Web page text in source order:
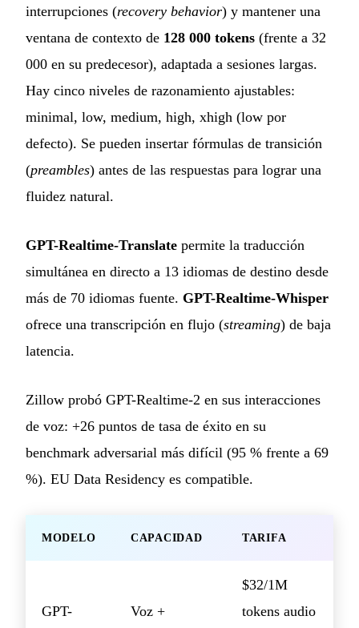
interrupciones (recovery behavior) y mantener una
ventana de contexto de 128 000 tokens (frente a 32
000 en su predecesor), adaptada a sesiones largas.
Hay cinco niveles de razonamiento ajustables:
minimal, low, medium, high, xhigh (low por
defecto). Se pueden insertar fórmulas de transición
(preambles) antes de las respuestas para lograr una
fluidez natural.
GPT-Realtime-Translate permite la traducción
simultánea en directo a 13 idiomas de destino desde
más de 70 idiomas fuente. GPT-Realtime-Whisper
ofrece una transcripción en flujo (streaming) de baja
latencia.
Zillow probó GPT-Realtime-2 en sus interacciones
de voz: +26 puntos de tasa de éxito en su
benchmark adversarial más difícil (95 % frente a 69
%). EU Data Residency es compatible.
MODELO CAPACIDAD TARIFA
GPT-
Voz +
$32/1M
tokens audio